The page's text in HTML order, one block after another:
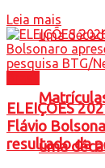
uma
Leia mais
ELEIÇÕES
Flávio
resultado da